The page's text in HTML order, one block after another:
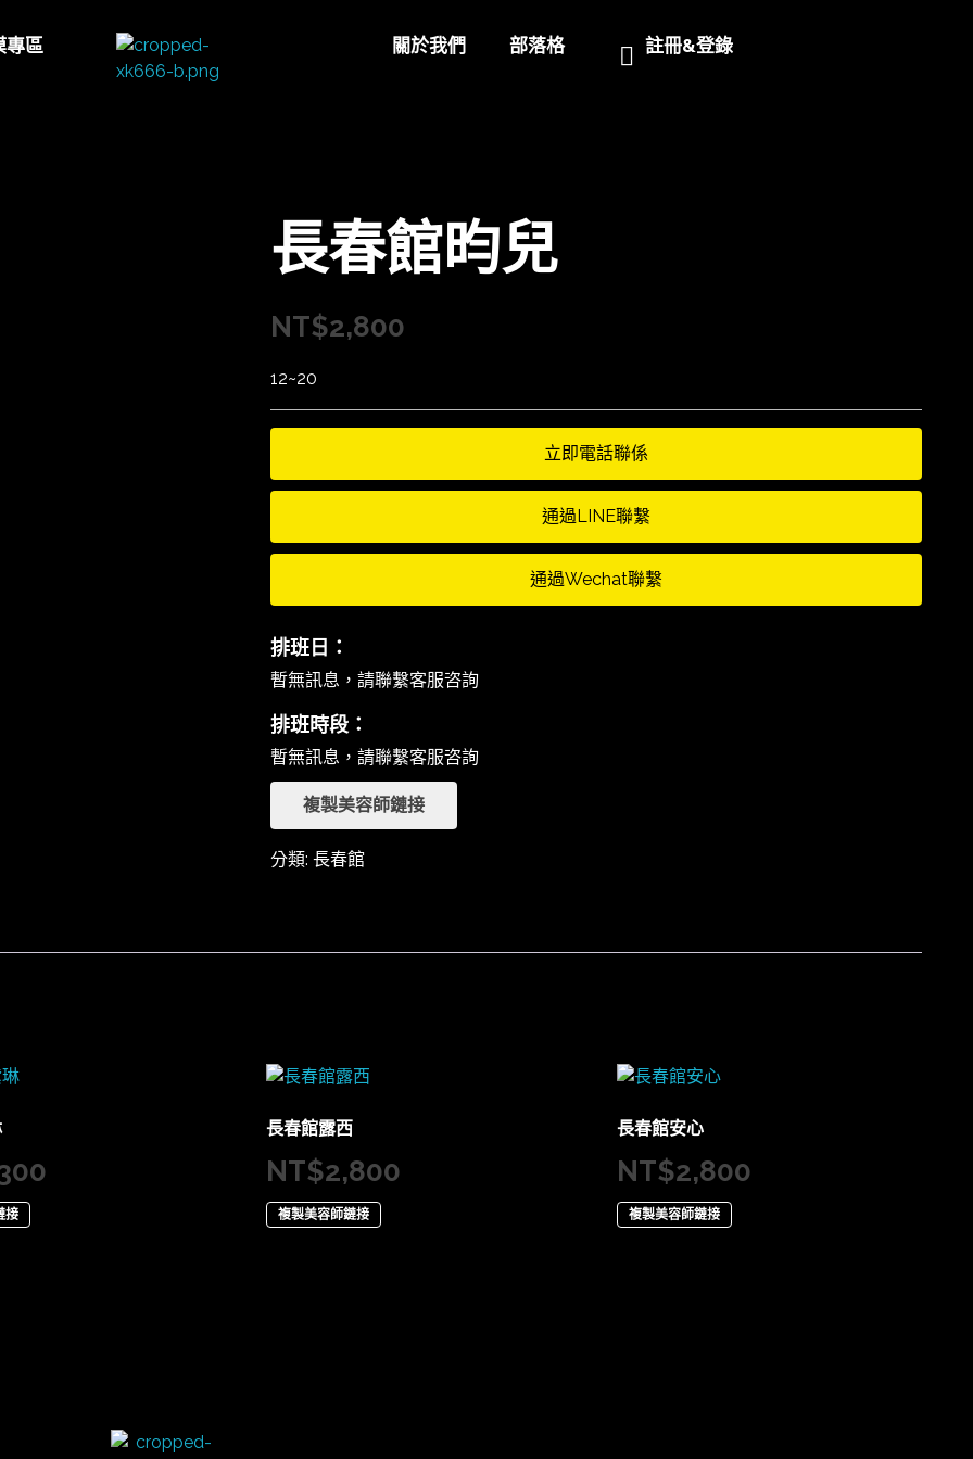
專區 關於我們 部落格 註冊&登錄
長春館昀兒
NT$2,800
12~20
立即電話聯係
通過LINE聯繫
通過Wechat聯繫
排班日：
暫無訊息，請聯繫客服咨詢
排班時段：
暫無訊息，請聯繫客服咨詢
複製美容師鏈接
分類: 長春館
接
長春館露西
NT$2,800
複製美容師鏈接
長春館安心
NT$2,800
複製美容師鏈接